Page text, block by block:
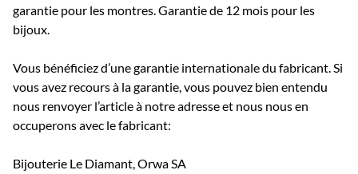
garantie pour les montres. Garantie de 12 mois pour les
bijoux.
Vous bénéficiez d’une garantie internationale du fabricant. Si
vous avez recours à la garantie, vous pouvez bien entendu
nous renvoyer l’article à notre adresse et nous nous en
occuperons avec le fabricant:
Bijouterie Le Diamant, Orwa SA